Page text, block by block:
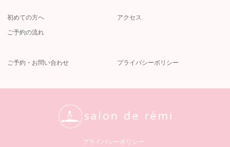
初めての方へ
ご予約の流れ
アクセス
ご予約・お問い合わせ プライバシーポリシー
プライバシーポリシー